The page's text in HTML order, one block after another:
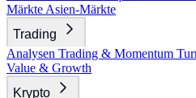
Märkte Asien-Märkte
Trading
Analysen Trading & Momentum
Value & Growth
Krypto